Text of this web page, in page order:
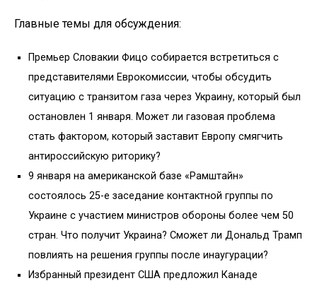
Главные темы для обсуждения:
Премьер Словакии Фицо собирается встретиться с
представителями Еврокомиссии, чтобы обсудить
ситуацию с транзитом газа через Украину, который был
остановлен 1 января. Может ли газовая проблема
стать фактором, который заставит Европу смягчить
антироссийскую риторику?
9 января на американской базе «Рамштайн»
состоялось 25-е заседание контактной группы по
Украине с участием министров обороны более чем 50
стран. Что получит Украина? Сможет ли Дональд Трамп
повлиять на решения группы после инаугурации?
Избранный президент США предложил Канаде